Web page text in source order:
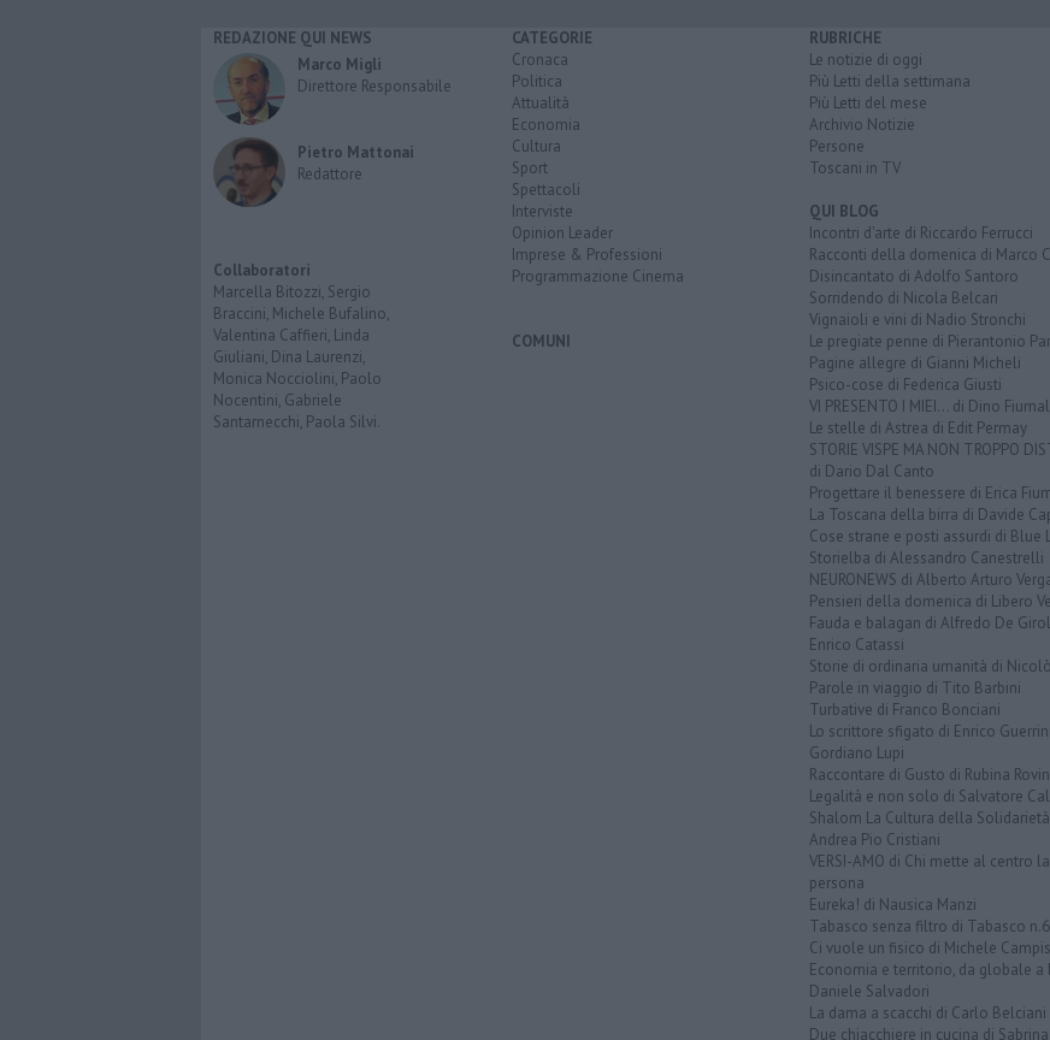
REDAZIONE QUI NEWS
Marco Migli
Direttore Responsabile
Pietro Mattonai
Redattore
Collaboratori
Marcella Bitozzi, Sergio
Braccini, Michele Bufalino,
Valentina Caffieri, Linda
Giuliani, Dina Laurenzi,
Monica Nocciolini, Paolo
Nocentini, Gabriele
Santarnecchi, Paola Silvi.
CATEGORIE
Cronaca
Politica
Attualità
Economia
Cultura
Sport
Spettacoli
Interviste
Opinion Leader
Imprese & Professioni
Programmazione Cinema
COMUNI
RUBRICHE
Le notizie di oggi
Più Letti della settimana
Più Letti del mese
Archivio Notizie
Persone
Toscani in TV
QUI BLOG
Incontri d'arte di Riccardo Ferrucci
Racconti della domenica di Marco
Disincantato di Adolfo Santoro
Sorridendo di Nicola Belcari
Vignaioli e vini di Nadio Stronchi
Le pregiate penne di Pierantonio
Pagine allegre di Gianni Micheli
Psico-cose di Federica Giusti
VI PRESENTO I MIEI... di Dino
Le stelle di Astrea di Edit Permay
STORIE VISPE MA NON TROPPO
di Dario Dal Canto
Progettare il benessere di Erica
La Toscana della birra di Davide
Cose strane e posti assurdi di Blue
Storielba di Alessandro Canestrelli
NEURONEWS di Alberto Arturo
Pensieri della domenica di Libero
Fauda e balagan di Alfredo De
Enrico Catassi
Storie di ordinaria umanità di
Parole in viaggio di Tito Barbini
Turbative di Franco Bonciani
Lo scrittore sfigato di Enrico
Gordiano Lupi
Raccontare di Gusto di Rubina
Legalità e non solo di Salvatore
Shalom La Cultura della
Andrea Pio Cristiani
VERSI-AMO di Chi mette al centro la
persona
Eureka! di Nausica Manzi
Tabasco senza filtro di Tabasco n.6
Ci vuole un fisico di Michele
Economia e territorio, da globale a
Daniele Salvadori
La dama a scacchi di Carlo Belciani
Due chiacchiere in cucina di Sabrina